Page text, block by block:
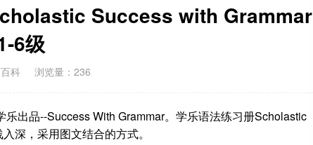
Success with Grammar
6级
科 浏览量：236
出品--Success With Grammar。学乐语法练习册Scholastic
深，采用图文结合的方式。